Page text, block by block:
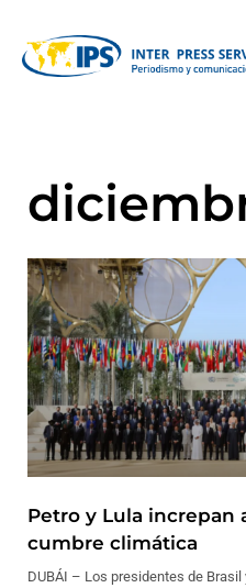
Petro y Lula increpan
cumbre climática
DUBÁI – Los presidentes de